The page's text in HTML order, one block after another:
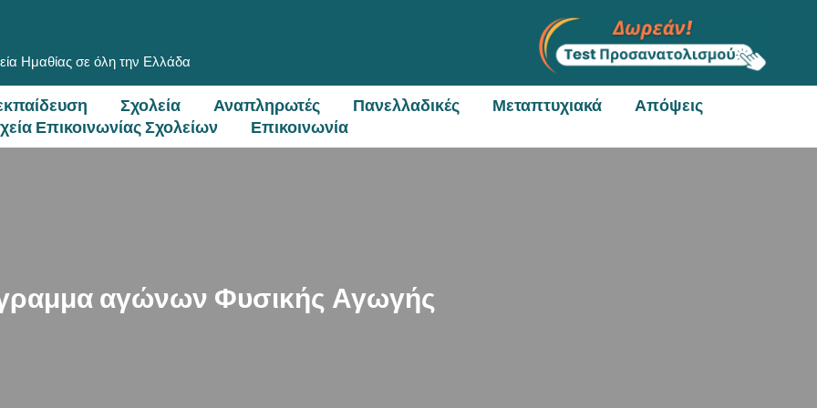
Ημαθίας σε όλη την Ελλάδα
Σχολεία Αναπληρωτές Πανελλαδικές Μεταπτυχιακά
Απόψεις
Επικοινωνίας Σχολείων Επικοινωνία
αγώνων Φυσικής Αγωγής